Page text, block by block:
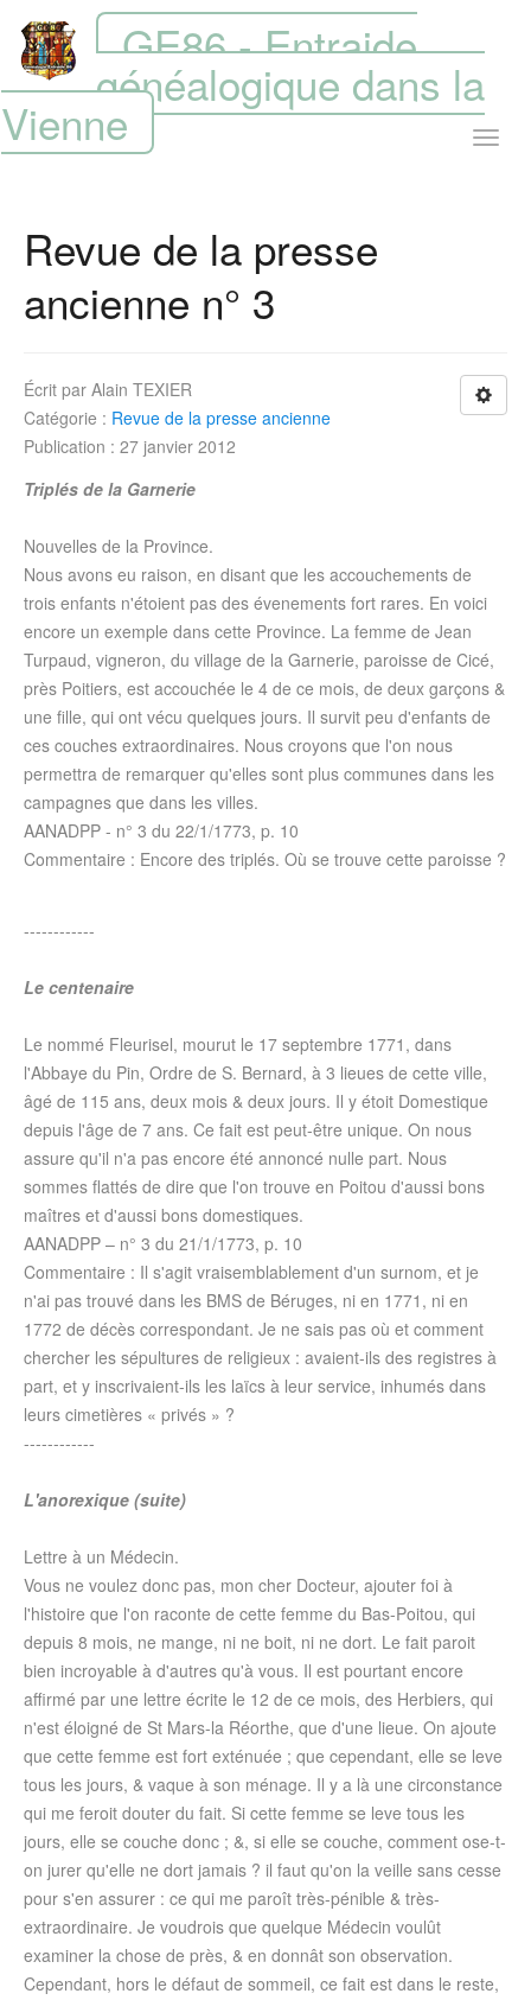
GE86 - Entraide
généalogique dans la
Vienne
Revue de la presse
ancienne n° 3
Écrit par Alain TEXIER
Catégorie : Revue de la presse ancienne
Publication : 27 janvier 2012
Triplés de la Garnerie
Nouvelles de la Province.
Nous avons eu raison, en disant que les accouchements de
trois enfants n'étoient pas des évenements fort rares. En voici
encore un exemple dans cette Province. La femme de Jean
Turpaud, vigneron, du village de la Garnerie, paroisse de Cicé,
près Poitiers, est accouchée le 4 de ce mois, de deux garçons &
une fille, qui ont vécu quelques jours. Il survit peu d'enfants de
ces couches extraordinaires. Nous croyons que l'on nous
permettra de remarquer qu'elles sont plus communes dans les
campagnes que dans les villes.
AANADPP - n° 3 du 22/1/1773, p. 10
Commentaire : Encore des triplés. Où se trouve cette paroisse ?
------------
Le centenaire
Le nommé Fleurisel, mourut le 17 septembre 1771 , dans
l'Abbaye du Pin, Ordre de S. Bernard, à 3 lieues de cette ville,
âgé de 115 ans, deux mois & deux jours. Il y étoit Domestique
depuis l'âge de 7 ans. Ce fait est peut-être unique. On nous
assure qu'il n'a pas encore été annoncé nulle part. Nous
sommes flattés de dire que l'on trouve en Poitou d'aussi bons
maîtres et d'aussi bons domestiques.
AANADPP – n° 3 du 21/1/1773, p. 10
Commentaire : Il s'agit vraisemblablement d'un surnom, et je
n'ai pas trouvé dans les BMS de Béruges, ni en 1771, ni en
1772 de décès correspondant. Je ne sais pas où et comment
chercher les sépultures de religieux : avaient-ils des registres à
part, et y inscrivaient-ils les laïcs à leur service, inhumés dans
leurs cimetières « privés » ?
------------
L'anorexique (suite)
Lettre à un Médecin.
Vous ne voulez donc pas, mon cher Docteur, ajouter foi à
l'histoire que l'on raconte de cette femme du Bas-Poitou, qui
depuis 8 mois, ne mange, ni ne boit, ni ne dort. Le fait paroit
bien incroyable à d'autres qu'à vous. Il est pourtant encore
affirmé par une lettre écrite le 12 de ce mois, des Herbiers, qui
n'est éloigné de St Mars-la Réorthe, que d'une lieue. On ajoute
que cette femme est fort exténuée ; que cependant, elle se leve
tous les jours, & vaque à son ménage. Il y a là une circonstance
qui me feroit douter du fait. Si cette femme se leve tous les
jours, elle se couche donc ; &, si elle se couche, comment ose-t-
on jurer qu'elle ne dort jamais ? il faut qu'on la veille sans cesse
pour s'en assurer : ce qui me paroît très-pénible & très-
extraordinaire. Je voudrois que quelque Médecin voulût
examiner la chose de près, & en donnât son observation.
Cependant, hors le défaut de sommeil, ce fait est dans le reste,